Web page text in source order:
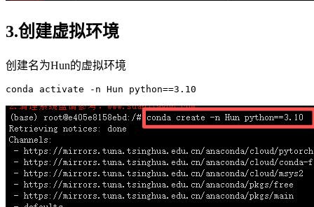
3.创建虚拟环境
创建名为Hun的虚拟环境